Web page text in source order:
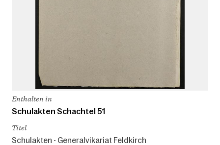
Enthalten in
Schulakten Schachtel 51
Titel
Schulakten - Generalvikariat Feldkirch